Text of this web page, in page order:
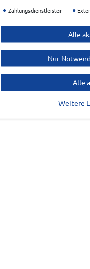
Zahlungsdienstleister
Alle
Nur
Alle
Weitere